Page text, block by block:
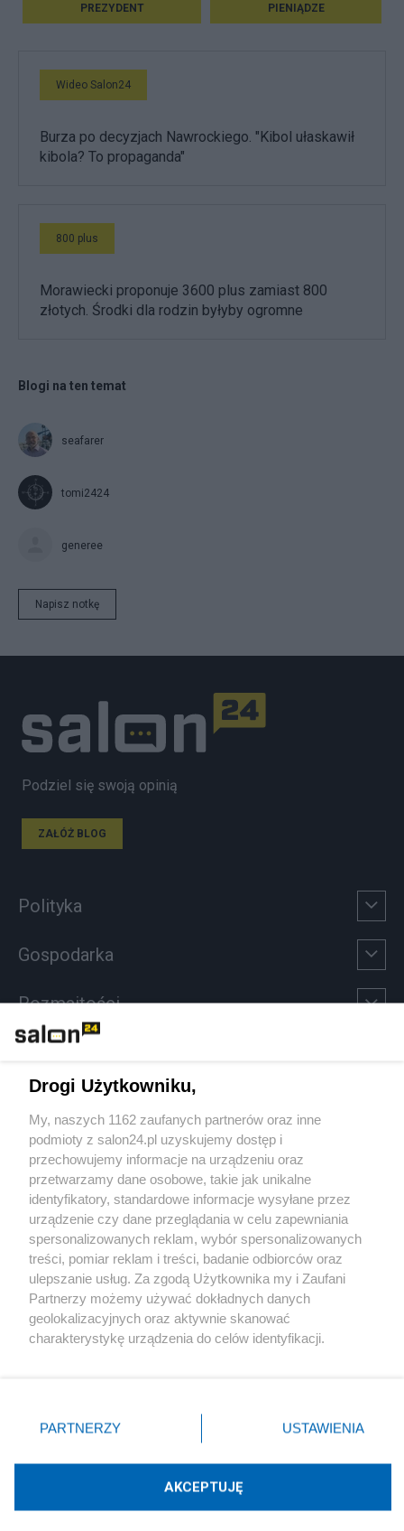
PREZYDENT PIENIĄDZE
Wideo Salon24
Burza po decyzjach Nawrockiego. "Kibol ułaskawił
kibola? To propaganda"
800 plus
Morawiecki proponuje 3600 plus zamiast 800
złotych. Środki dla rodzin byłyby ogromne
Blogi na ten temat
seafarer
tomi2424
generee
Napisz notkę
Podziel się swoją opinią
ZAŁÓŻ BLOG
Polityka
Gospodarka
Rozmaitości
Sport
Społeczeństwo
Kultura
X Facebook Instagram Youtube
Technologię dostarcza:W3media.pl
Drogi Użytkowniku,
My, naszych 1162 zaufanych partnerów oraz inne
podmioty z salon24.pl uzyskujemy dostęp i
przechowujemy informacje na urządzeniu oraz
przetwarzamy dane osobowe, takie jak unikalne
identyfikatory, standardowe informacje wysyłane przez
urządzenie czy dane przeglądania w celu zapewniania
spersonalizowanych reklam, wybór spersonalizowanych
treści, pomiar reklam i treści, badanie odbiorców oraz
ulepszanie usług. Za zgodą Użytkownika my i Zaufani
Partnerzy możemy używać dokładnych danych
geolokalizacyjnych oraz aktywnie skanować
charakterystykę urządzenia do celów identyfikacji.
zmienić/wycofać klikając przycisk ustawień prywatności
znajdujący się w lewym dolnym rogu strony
rodzaje przetwarzania danych nie wymagają zgody
użytkownika, ale masz prawo sprzeciwić się takiemu
przetwarzaniu. Preferencje będą miały zastosowania tylko
PARTNERZY USTAWIENIA
AKCEPTUJĘ